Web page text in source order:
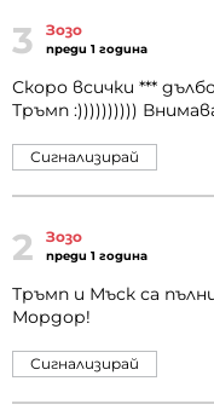
3 Зозо
преди 1 година
Скоро всички ***
Тръмп :))))))))))
Сигнализирай
2 Зозо
преди 1 година
Тръмп и Мъск са
Мордор!
Сигнализирай